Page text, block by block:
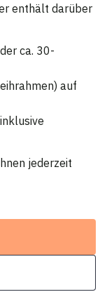
enthält darüber
ca. 30-
auf
jederzeit